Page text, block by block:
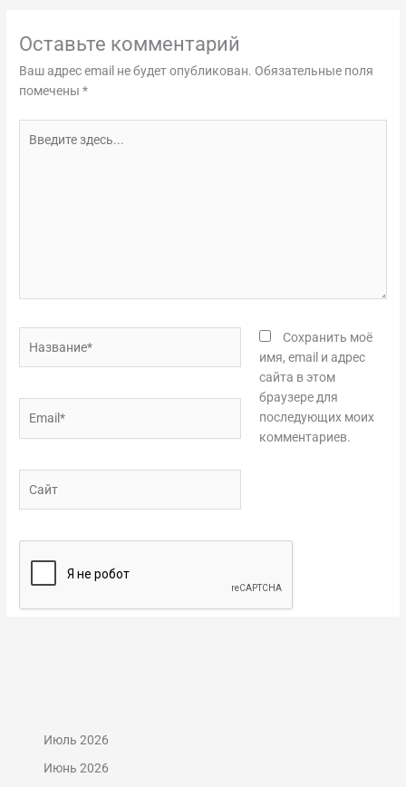
Оставьте комментарий
Ваш адрес email не будет опубликован. Обязательные поля
помечены*
здесь...
Сохранить моё
имя, email и адрес
сайта в этом
браузере для
последующих моих
комментариев.
Июль 2026
Июнь 2026